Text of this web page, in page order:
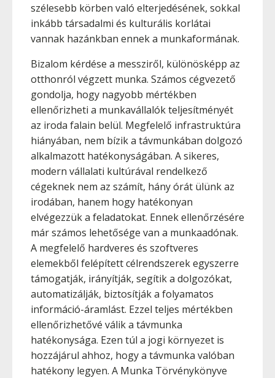
szélesebb körben való elterjedésének, sokkal
inkább társadalmi és kulturális korlátai
vannak hazánkban ennek a munkaformának.
Bizalom kérdése a messziről, különösképp az
otthonról végzett munka. Számos cégvezető
gondolja, hogy nagyobb mértékben
ellenőrizheti a munkavállalók teljesítményét
az iroda falain belül. Megfelelő infrastruktúra
hiányában, nem bízik a távmunkában dolgozó
alkalmazott hatékonyságában. A sikeres,
modern vállalati kultúrával rendelkező
cégeknek nem az számít, hány órát ülünk az
irodában, hanem hogy hatékonyan
elvégezzük a feladatokat. Ennek ellenőrzésére
már számos lehetősége van a munkaadónak.
A megfelelő hardveres és szoftveres
elemekből felépített célrendszerek egyszerre
támogatják, irányítják, segítik a dolgozókat,
automatizálják, biztosítják a folyamatos
információ-áramlást. Ezzel teljes mértékben
ellenőrizhetővé válik a távmunka
hatékonysága. Ezen túl a jogi környezet is
hozzájárul ahhoz, hogy a távmunka valóban
hatékony legyen. A Munka Törvénykönyve